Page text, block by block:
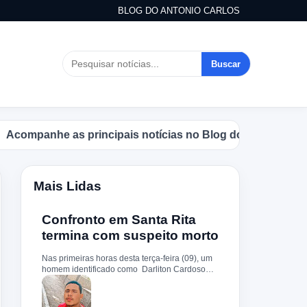
BLOG DO ANTONIO CARLOS
Buscar
as principais notícias no Blog do Antonio Carlos.
Mais Lidas
Confronto em Santa Rita
termina com suspeito morto
Nas primeiras horas desta terça-feira (09), um
homem identificado como Darliton Cardoso
Pereira morreu após confronto com a Polícia
Militar no povoado Timbotiba, zona rural de
Santa Rita. De acordo com a PM, os policiais